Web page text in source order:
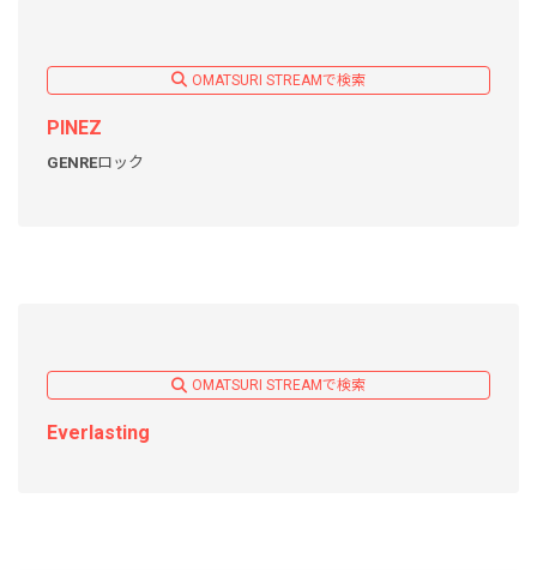
OMATSURI STREAMで検索
PINEZ
GENREロック
OMATSURI STREAMで検索
Everlasting